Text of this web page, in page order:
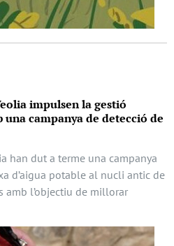
impulsen la gestió
una campanya de detecció de
han dut a terme una campanya
d’aigua potable al nucli antic de
amb l’objectiu de millorar